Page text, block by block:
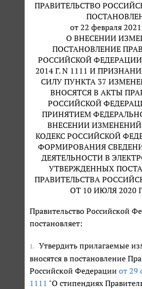
ПРАВИТЕЛЬСТВО
от 22 февраля
О ВНЕСЕНИИ
ПОСТАНОВЛЕНИЕ
РОССИЙСКОЙ ФЕДЕРАЦИИ
2014 Г. N 1111 И
СИЛУ ПУНКТА 37
ВНОСЯТСЯ В АКТЫ
РОССИЙСКОЙ
ПРИНЯТИЕМ
ВНЕСЕНИИ
КОДЕКС РОССИЙСКОЙ
ФОРМИРОВАНИЯ
ДЕЯТЕЛЬНОСТИ В
УТВЕРЖДЕННЫХ
ПРАВИТЕЛЬСТВА
ОТ 10 ИЮЛЯ 2020
Правительство Российской
постановляет:
1.
Утвердить прилагаемые
вносятся в постановление
Российской Федерации от 29
1111 "О стипендиях